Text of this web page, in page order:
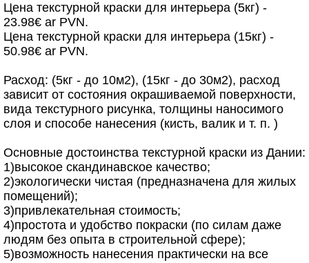
Цена текстурной краски для интерьера (5кг) -
23.98€ ar PVN.
Цена текстурной краски для интерьера (15кг) -
50.98€ ar PVN.
Расход: (5кг - до 10м2), (15кг - до 30м2), расход
зависит от состояния окрашиваемой поверхности,
вида текстурного рисунка, толщины наносимого
слоя и способе нанесения (кисть, валик и т. п. )
Основные достоинства текстурной краски из Дании:
1)высокое скандинавское качество;
2)экологически чистая (предназначена для жилых
помещений);
3)привлекательная стоимость;
4)простота и удобство покраски (по силам даже
людям без опыта в строительной сфере);
5)возможность нанесения практически на все